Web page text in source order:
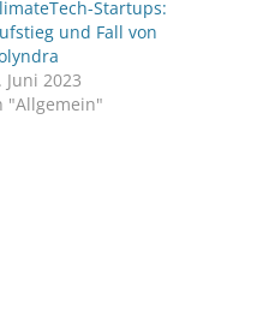
Startups:
und Fall von
Juni 2023
"Allgemein"